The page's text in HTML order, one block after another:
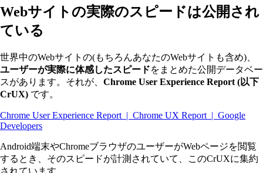
Webサイトの実際のスピードは公開され
ている
世界中のWebサイトの(もちろんあなたのWebサイトも含め)、
ユーザーが実際に体感したスピードをまとめた公開データベー
スがあります。それが、 Chrome User Experience Report (以下
CrUX) です。
Chrome User Experience Report | Chrome UX Report | Google
Developers
Android端末やChromeブラウザのユーザーがWebページを閲覧
するとき、そのスピードが計測されていて、このCrUXに集約
されています。